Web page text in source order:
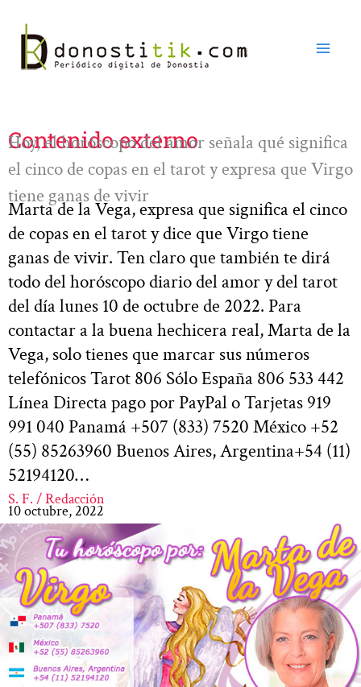
contenido
Contenido externo
Hoy, el horóscopo del amor señala qué significa
el cinco de copas en el tarot y expresa que Virgo
tiene ganas de vivir
Marta de la Vega, expresa que significa el cinco
de copas en el tarot y dice que Virgo tiene
ganas de vivir. Ten claro que también te dirá
todo del horóscopo diario del amor y del tarot
del día lunes 10 de octubre de 2022. Para
contactar a la buena hechicera real, Marta de la
Vega, solo tienes que marcar sus números
telefónicos Tarot 806 Sólo España 806 533 442
Línea Directa pago por PayPal o Tarjetas 919
991 040 Panamá +507 (833) 7520 México +52
(55) 85263960 Buenos Aires, Argentina+54 (11)
52194120…
S. F. / Redacción
10 octubre, 2022